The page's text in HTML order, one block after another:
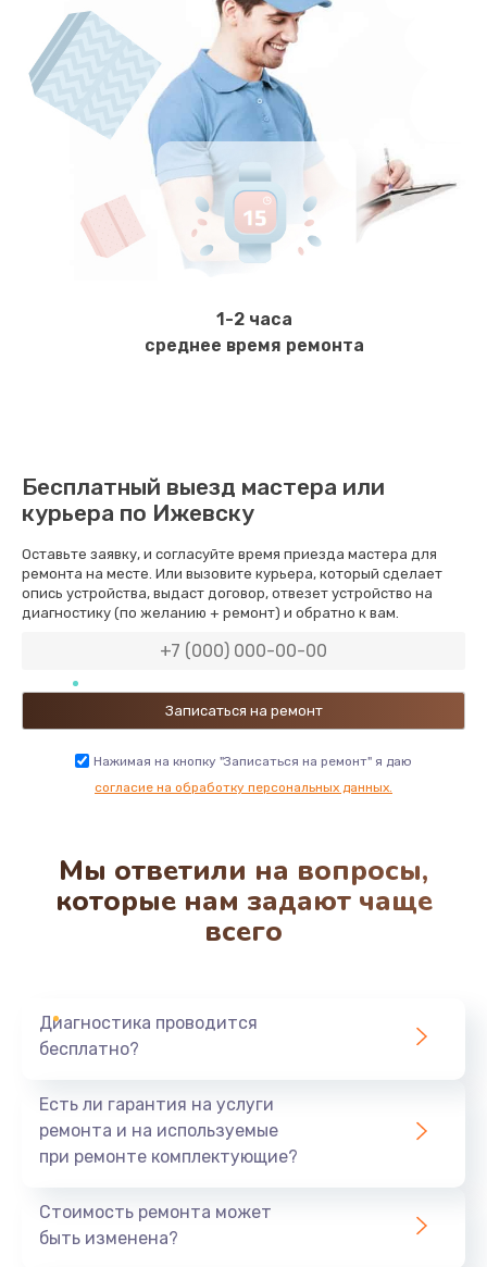
1-2 часа
среднее время ремонта
Бесплатный выезд мастера или
курьера по Ижевску
Оставьте заявку, и согласуйте время приезда мастера для
ремонта на месте. Или вызовите курьера, который сделает
опись устройства, выдаст договор, отвезет устройство на
диагностику (по желанию + ремонт) и обратно к вам.
Нажимая на кнопку "Записаться на ремонт" я даю
согласие на обработку персональных данных.
Мы ответили на вопросы,
которые нам задают чаще
всего
Диагностика проводится
бесплатно?
Есть ли гарантия на услуги
ремонта и на используемые
при ремонте комплектующие?
Стоимость ремонта может
быть изменена?